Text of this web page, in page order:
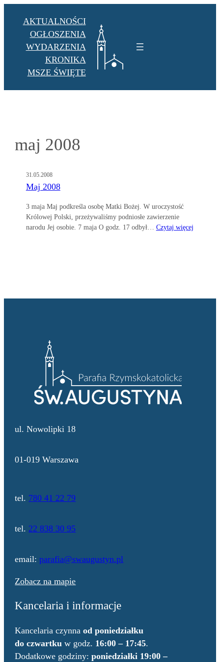
AKTUALNOŚCI
OGŁOSZENIA
WYDARZENIA
KRONIKA
MSZE ŚWIĘTE
maj 2008
31.05.2008
Maj 2008
3 maja Maj podkreśla osobę Matki Bożej. W uroczystość
Królowej Polski, przeżywaliśmy podniosłe zawierzenie
narodu Jej osobie. 7 maja O godz. 17 odbył… Czytaj więcej
ul. Nowolipki 18
01-019 Warszawa
tel. 780 41 22 79
tel.22 838 30 95
email:parafia@swaugustyn.pl
Zobacz na mapie
Kancelaria i informacje
Kancelaria czynnaod poniedziałku
do czwartku w godz. 16:00 – 17:45.
Dodatkowe godziny:poniedziałki 19:00 –